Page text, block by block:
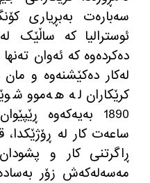
سەبارەت بەبڕیاری
ئوسترالیا کە ساڵێک
دەکردەوە کە ئەوان
لەکار دەکێشنەوە و
کرێکاران لە هەموو
1890
بەیەکەوە
ساعەت کار لە
ڕاگرتنی کار و
مەسەلەکەش زۆر